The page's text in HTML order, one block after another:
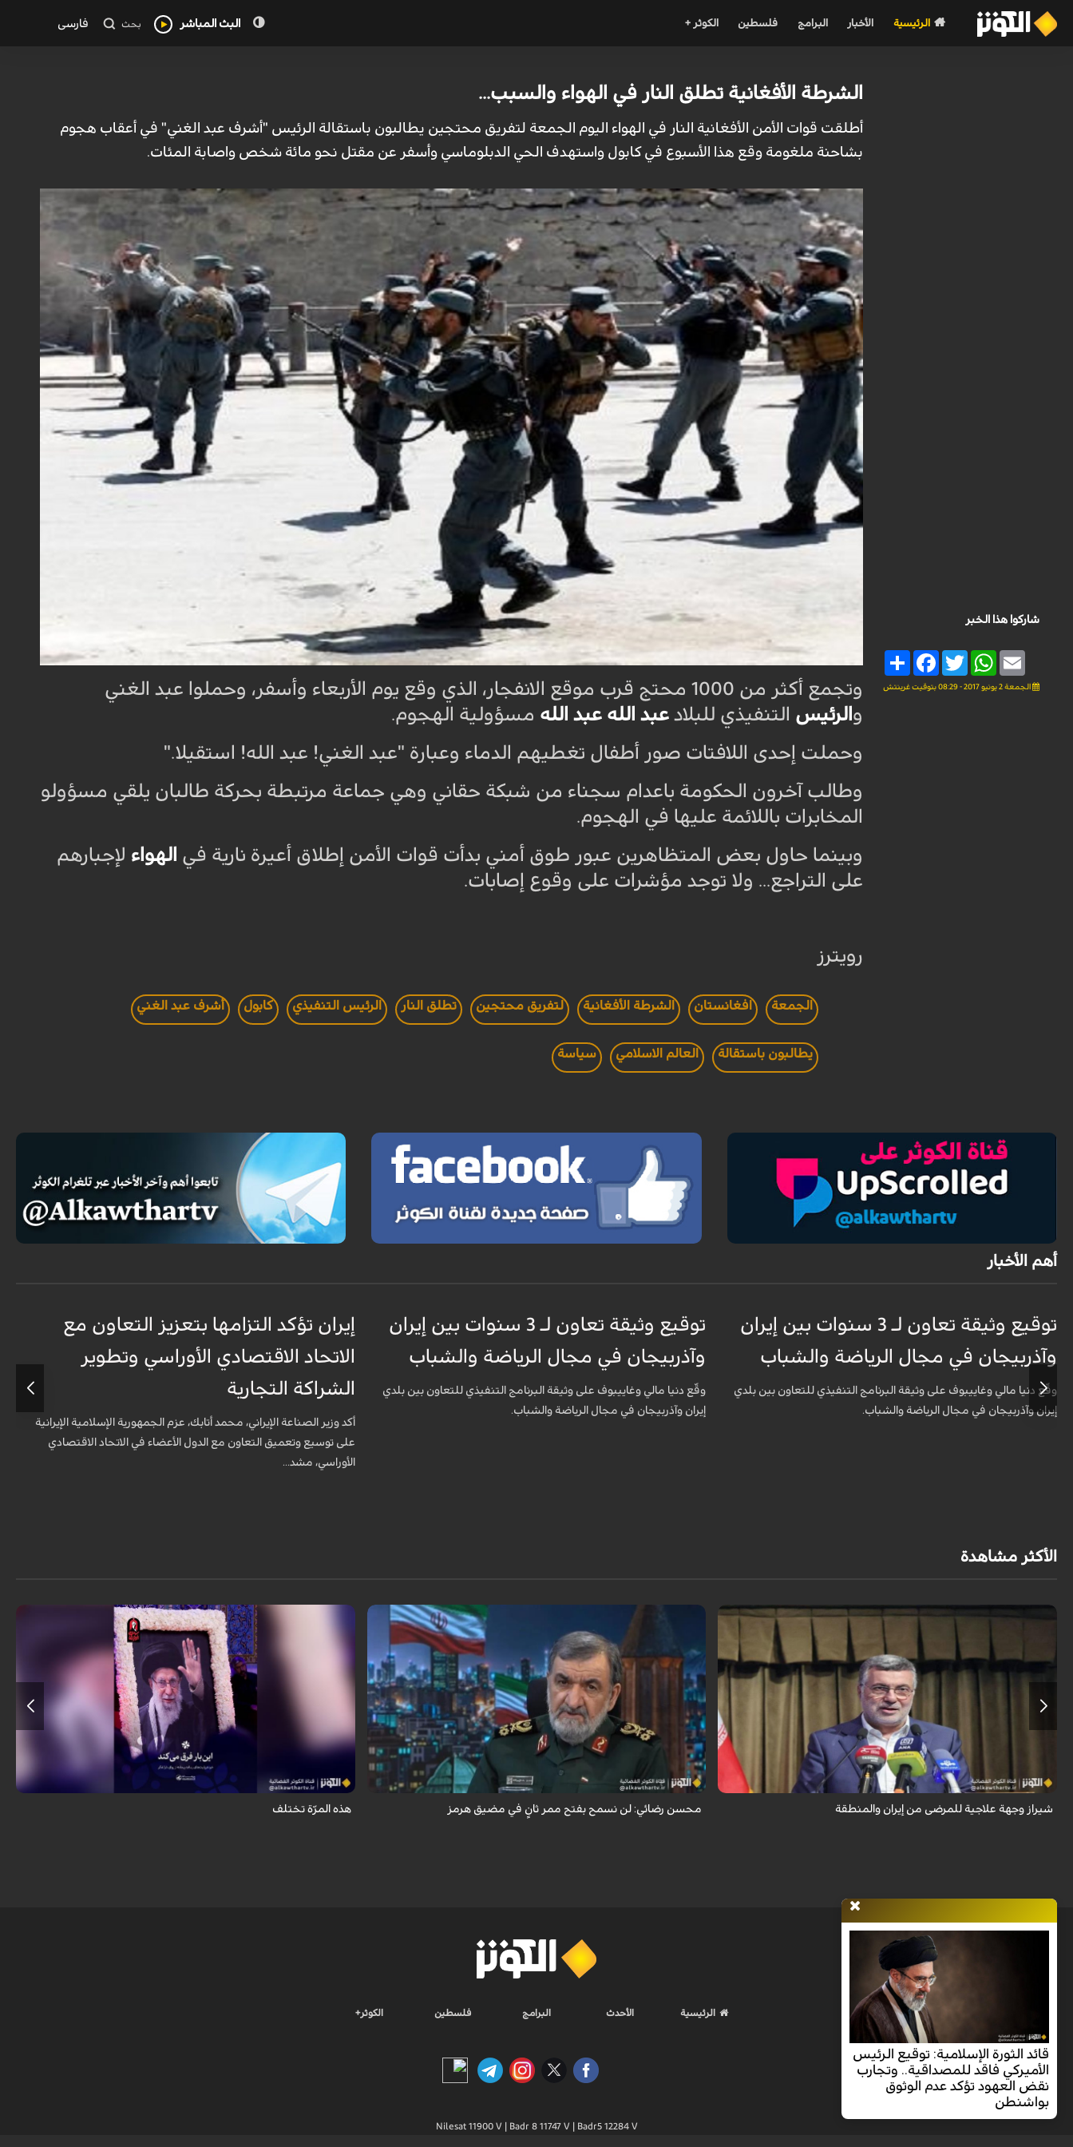
الرئيسية الأخبار البرامج فلسطين الكوثر + البث المباشر بحث فارسی
شاركوا هذا الخبر
Share
FacebookTwitter
WhatsAppEmail
الجمعة 2 يونيو 2017 - 08:29 بتوقيت غرينتش
الشرطة الأفغانية تطلق النار في الهواء والسبب...
أطلقت قوات الأمن الأفغانية النار في الهواء اليوم الجمعة لتفريق محتجين يطالبون باستقالة الرئيس "أشرف عبد الغني" في أعقاب هجوم
بشاحنة ملغومة وقع هذا الأسبوع في كابول واستهدف الحي الدبلوماسي وأسفر عن مقتل نحو مائة شخص واصابة المئات.
وتجمع أكثر من 1000 محتج قرب موقع الانفجار، الذي وقع يوم الأربعاء وأسفر، وحملوا عبد الغني
و الرئيس التنفيذي للبلاد عبد الله عبد الله مسؤولية الهجوم.
وحملت إحدى اللافتات صور أطفال تغطيهم الدماء وعبارة "عبد الغني! عبد الله! استقيلا".
وطالب آخرون الحكومة باعدام سجناء من شبكة حقاني وهي جماعة مرتبطة بحركة طالبان يلقي مسؤولو
المخابرات باللائمة عليها في الهجوم.
وبينما حاول بعض المتظاهرين عبور طوق أمني بدأت قوات الأمن إطلاق أعيرة نارية في الهواء لإجبارهم
على التراجع... ولا توجد مؤشرات على وقوع إصابات.
رويترز
الجمعة افغانستان الشرطة الأفغانية لتفريق محتجين تطلق النار الرئيس التنفيذي كابول أشرف عبد الغني
يطالبون باستقالة العالم الاسلامي سياسة
أهم الأخبار
توقيع وثيقة تعاون لـ 3 سنوات بين إيران
وآذربيجان في مجال الرياضة والشباب
وقّع دنيا مالي وغاييبوف على وثيقة البرنامج التنفيذي للتعاون بين بلدي
إيران وآذربيجان في مجال الرياضة والشباب.
توقيع وثيقة تعاون لـ 3 سنوات بين إيران
وآذربيجان في مجال الرياضة والشباب
وقّع دنيا مالي وغاييبوف على وثيقة البرنامج التنفيذي للتعاون بين بلدي
إيران وآذربيجان في مجال الرياضة والشباب.
إيران تؤكد التزامها بتعزيز التعاون مع
الاتحاد الاقتصادي الأوراسي وتطوير
الشراكة التجارية
أكد وزير الصناعة الإيراني، محمد أتابك، عزم الجمهورية الإسلامية الإيرانية
على توسيع وتعميق التعاون مع الدول الأعضاء في الاتحاد الاقتصادي
الأوراسي، مشد...
الأكثر مشاهدة
تُعدّ المراكز العلاجية في شيراز، بدعم من كفاءاتها المتخصّصة وتقنياتها الحديثة،
وجهةً للمرضى من داخل إيران وخارجها.
شيراز وجهة علاجية للمرضى من إيران والمنطقة
أكد اللواء محسن رضائي أن إيران لن تسمح بفتح ممر ثانٍ في مضيق هرمز.
محسن رضائي: لن نسمح بفتح ممر ثانٍ في مضيق هرمز
روايات صغيرة ينقلها الموقع الاخباري KHAMENEI.IR عن مشاهد حضور الناس
إلى جانب المرقد النوراني لقائد الثورة الشهيد في "رواق دار الذكر" بالحرم المطهّر
هذه المرّة تختلف
قائد الثورة الإسلامية: توقيع الرئيس
الأميركي فاقد للمصداقية.. وتجارب
نقض العهود تؤكد عدم الوثوق
بواشنطن
الرئيسية الأحدث البرامج فلسطين الكوثر+
Nilesat 11900 V | Badr 8 11747 V | Badr5 12284 V